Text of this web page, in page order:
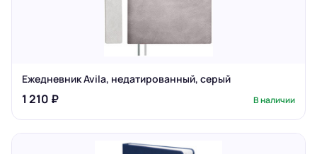
Ежедневник Avila, недатированный, серый
1 210 ₽ В наличии